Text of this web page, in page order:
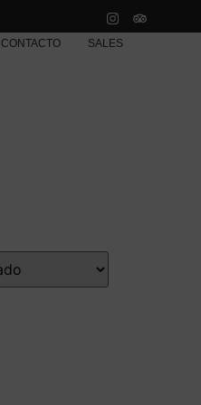
CONTACTO SALES